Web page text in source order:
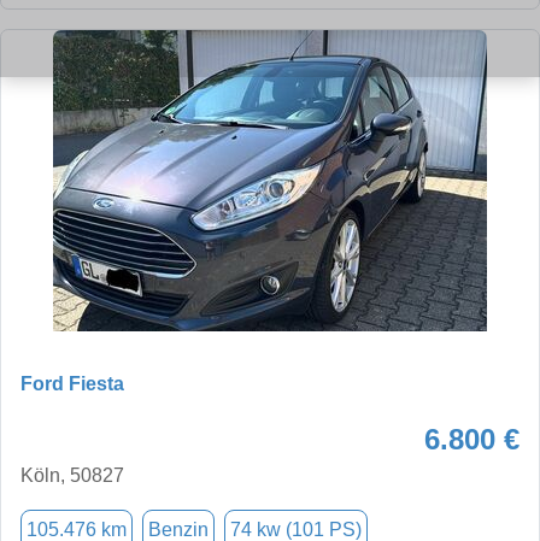
Ford Fiesta
6.800 €
Köln, 50827
105.476 km Benzin 74 kw (101 PS)